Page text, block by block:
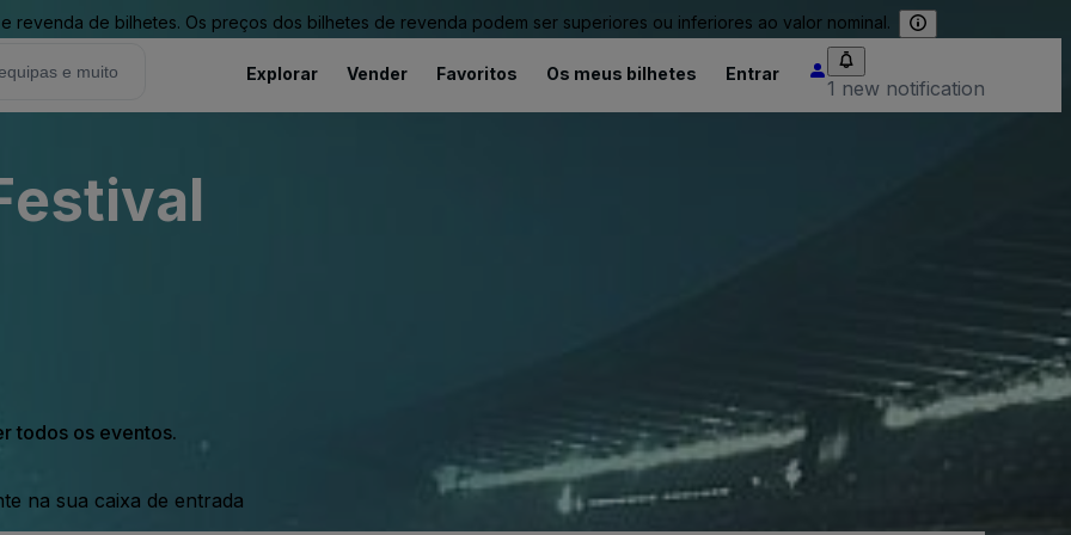
revenda de bilhetes. Os preços dos bilhetes de revenda podem ser superiores ou inferiores ao valor nominal.
Explorar Vender Favoritos Os meus bilhetes Entrar
1 new notification
todos os eventos.
na sua caixa de entrada